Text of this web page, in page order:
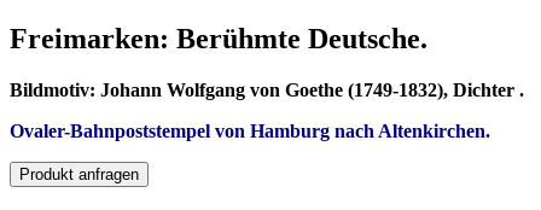
Freimarken: Berühmte Deutsche.
Bildmotiv: Johann Wolfgang von Goethe (1749-1832), Dichter .
Ovaler-Bahnpoststempel von Hamburg nach Altenkirchen.
Produkt anfragen